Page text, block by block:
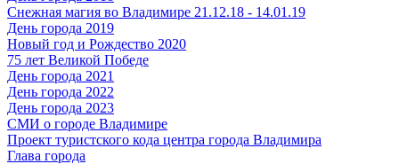
Снежная магия во Владимире 21.12.18 - 14.01.19
День города 2019
Новый год и Рождество 2020
75 лет Великой Победе
День города 2021
День города 2022
День города 2023
СМИ о городе Владимире
Проект туристского кода центра города Владимира
Глава города